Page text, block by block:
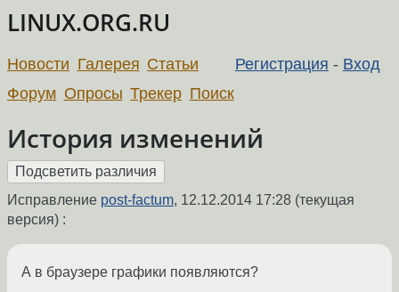
LINUX.ORG.RU
Регистрация - Вход
Новости Галерея Статьи
Форум Опросы Трекер Поиск
История изменений
Исправление post-factum, 12.12.2014 17:28 (текущая
версия) :
А в браузере графики появляются?